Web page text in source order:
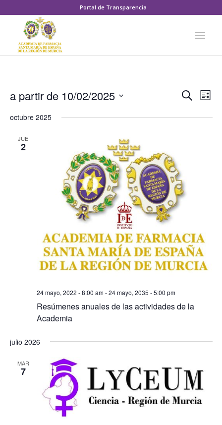
Portal de Transparencia
de
Buscar
de
Lista
a partir de 10/02/2025
octubre 2025
JUE
2
24 mayo, 2022 - 8:00 am-24 mayo, 2035 - 5:00 pm
Resúmenes anuales de las actividades de la
Academia
julio 2026
MAR
7